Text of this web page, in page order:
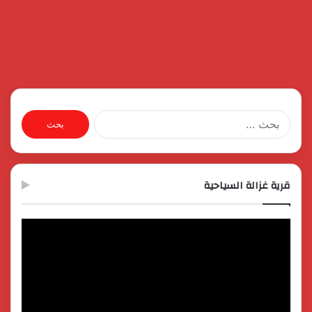
البحث
عن:
قرية غزالة السياحية